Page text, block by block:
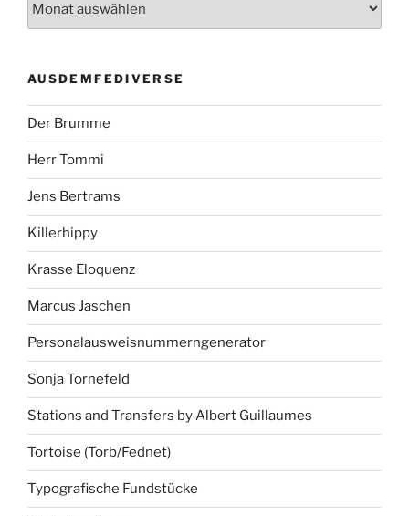
AUSDEMFEDIVERSE
Der Brumme
Herr Tommi
Jens Bertrams
Killerhippy
Krasse Eloquenz
Marcus Jaschen
Personalausweisnummerngenerator
Sonja Tornefeld
Stations and Transfers by Albert Guillaumes
Tortoise (Torb/Fednet)
Typografische Fundstücke